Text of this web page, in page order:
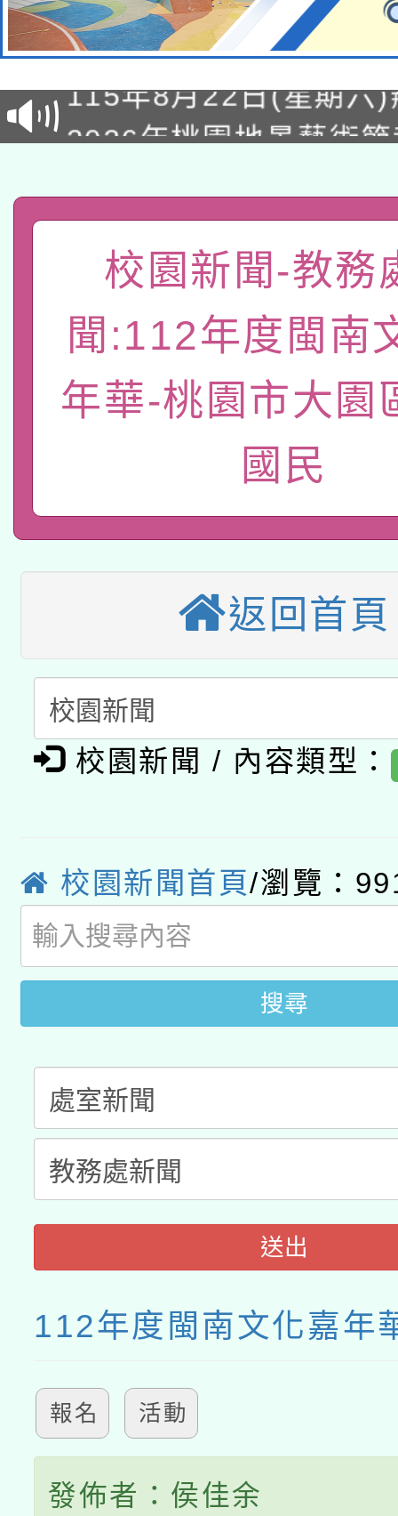
轉知經濟部水利署委託
業技術研究院辦理「
用水績優單位及節水達
115年8月22日(星期六
桃園市孔廟祈福系列
2026年桃園地景藝術
關事宜
轉知教育部國民及學前
國立臺灣師範大學辦
年度健康促進學校輔導
業成長研習」實施計畫
函轉國家教育研究院
原住民族教育政策研討
族教育國際趨勢與發展
新北市政府教育局辦理
師專業成長研習實施計
方素養工作坊新北場」
函轉國立臺灣師範大學
族語言臺北學習中心
「族語學習班」招生簡
轉知有關國立成功大學
文教學共融平台-教案
件」活動簡章
教育部國民及學前教
年度COVID-19疫苗接
接種對象擴大為「滿6
接種之民眾」措施，
月28日止
轉知經濟部水利署委託
業技術研究院辦理「
用水績優單位及節水達
115年8月22日(星期六
桃園市孔廟祈福系列
開 智慧啟航」
2026年桃園地景藝術
「2026桃園藝術巡演
關事宜
轉知教育部國民及學前
國立臺灣師範大學辦理
年度健康促進學校輔導
函轉國家教育研究院中
原住民族教育政策研討
轉知教育部國民及學前
方素養工作坊新北場」
函轉國立臺灣師範大學
「族語學習班」招生簡
文教學共融平台-教案
件」活動簡章
教育部國民及學前教育
年度COVID-19疫苗接
接種對象擴大為「滿6
接種之民眾」措施，延
月28日止
校園新聞-教務
聞:112年度閩南
年華-桃園市大園
國民
返回首頁
校園新聞 / 內容類型：
校園新聞首頁/瀏覽：
搜尋
送出
112年度閩南文化嘉年
報名 活動
發佈者：侯佳余